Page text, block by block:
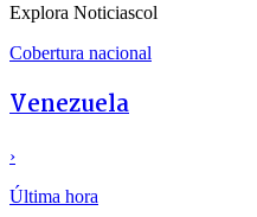
Explora Noticiascol
Cobertura nacional
Venezuela
›
Última hora